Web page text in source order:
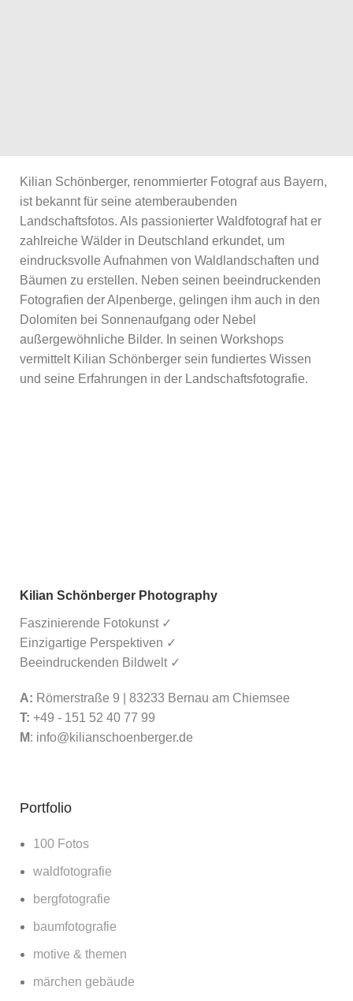
Kilian Schönberger, renommierter Fotograf aus Bayern,
ist bekannt für seine atemberaubenden
Landschaftsfotos. Als passionierter Waldfotograf hat er
zahlreiche Wälder in Deutschland erkundet, um
eindrucksvolle Aufnahmen von Waldlandschaften und
Bäumen zu erstellen. Neben seinen beeindruckenden
Fotografien der Alpenberge, gelingen ihm auch in den
Dolomiten bei Sonnenaufgang oder Nebel
außergewöhnliche Bilder. In seinen Workshops
vermittelt Kilian Schönberger sein fundiertes Wissen
und seine Erfahrungen in der Landschaftsfotografie.
Kilian Schönberger Photography
Faszinierende Fotokunst ✓
Einzigartige Perspektiven ✓
Beeindruckenden Bildwelt ✓
A: Römerstraße 9 | 83233 Bernau am Chiemsee
T: +49 - 151 52 40 77 99
M: info@kilianschoenberger.de
Portfolio
100 Fotos
waldfotografie
bergfotografie
baumfotografie
motive & themen
märchen gebäude